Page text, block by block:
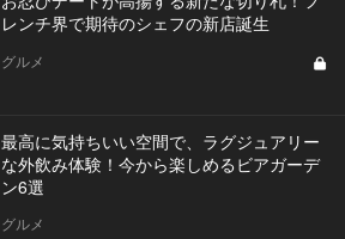
レンチ界で期待のシェフの新店誕生
グルメ
最高に気持ちいい空間で、ラグジュアリー
な外飲み体験！今から楽しめるビアガーデ
ン6選
グルメ